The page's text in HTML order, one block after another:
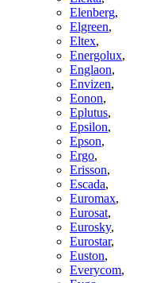
Elenberg,
Elgreen,
Eltex,
Energolux,
Englaon,
Envizen,
Eonon,
Eplutus,
Epsilon,
Epson,
Ergo,
Erisson,
Escada,
Euromax,
Eurosat,
Eurosky,
Eurostar,
Euston,
Everycom,